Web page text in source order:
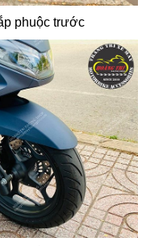
phuộc trước